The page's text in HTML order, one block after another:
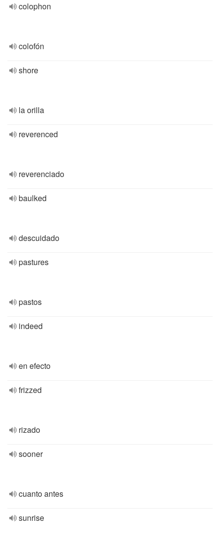
colophon
colofón
shore
la orilla
reverenced
reverenciado
baulked
descuidado
pastures
pastos
indeed
en efecto
frizzed
rizado
sooner
cuanto antes
sunrise